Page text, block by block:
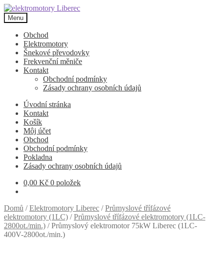
Přeskočit
na
navigaci
Přejít
k
obsahu
webu
Menu
Obchod
Elektromotory
Šnekové převodovky
Frekvenční měniče
Kontakt
Obchodní podmínky
Zásady ochrany osobních údajů
Úvodní stránka
Kontakt
Košík
Môj účet
Obchod
Obchodní podmínky
Pokladna
Zásady ochrany osobních údajů
0,00 Kč 0 položek
Domů /Elektromotory Liberec /Průmyslové třífázové
elektromotory (1LC) /Průmyslové třífázové elektromotory (1LC-
2800ot./min.) /Průmyslový elektromotor 75kW Liberec (1LC-
400V-2800ot./min.)